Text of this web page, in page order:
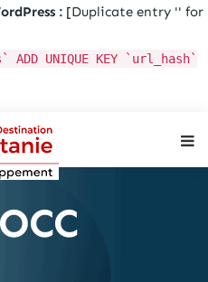
: [Duplicate entry '' for
ADD UNIQUE KEY `url_hash`